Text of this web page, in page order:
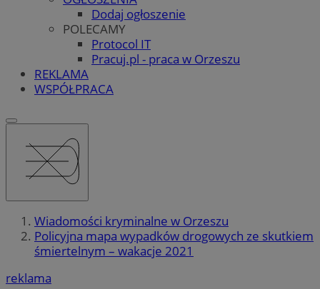
Dodaj ogłoszenie
POLECAMY
Protocol IT
Pracuj.pl - praca w Orzeszu
REKLAMA
WSPÓŁPRACA
Wiadomości kryminalne w Orzeszu
Policyjna mapa wypadków drogowych ze skutkiem
śmiertelnym – wakacje 2021
reklama